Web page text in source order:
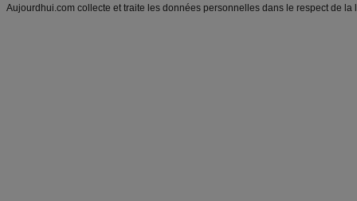
Aujourdhui.com collecte et traite les données personnelles dans le respect de